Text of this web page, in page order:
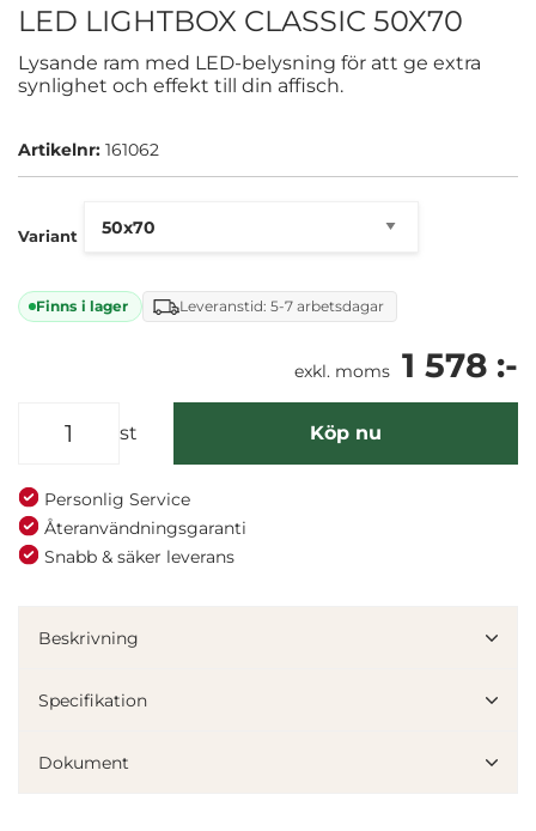
LED LIGHTBOX CLASSIC 50X70
Lysande ram med LED-belysning för att ge extra
synlighet och effekt till din affisch.
Artikelnr: 161062
Variant
Finns i lager Leveranstid: 5-7 arbetsdagar
exkl. moms 1 578 :-
st Köp nu
Personlig Service
Återanvändningsgaranti
Snabb & säker leverans
Beskrivning
Specifikation
Dokument